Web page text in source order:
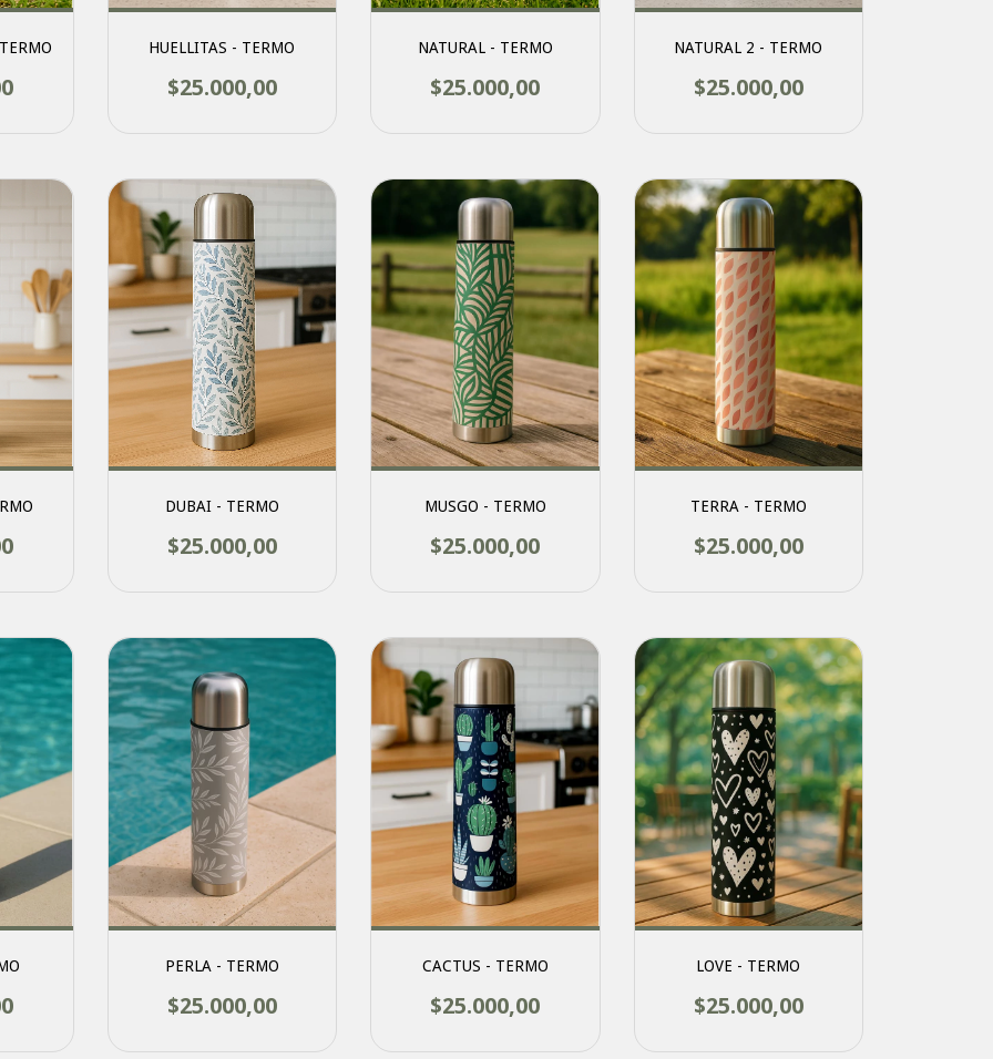
HUELLITAS - TERMO
$25.000,00
NATURAL - TERMO
$25.000,00
NATURAL 2 - TERMO
$25.000,00
DUBAI - TERMO
$25.000,00
MUSGO - TERMO
$25.000,00
TERRA - TERMO
$25.000,00
PERLA - TERMO
$25.000,00
CACTUS - TERMO
$25.000,00
LOVE - TERMO
$25.000,00